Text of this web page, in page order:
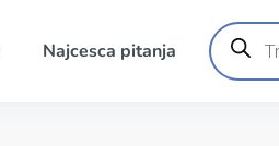
Najcesca pitanja
Products
search